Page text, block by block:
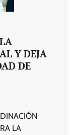
Y DEJA
DE
LA